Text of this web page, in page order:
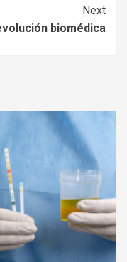
Next
biomédica